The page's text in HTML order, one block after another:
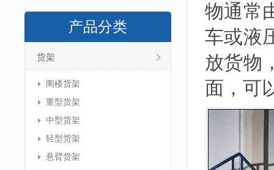
产品分类
货架
阁楼货架
重型货架
中型货架
轻型货架
悬臂货架
物通常
车或液
放货物
面，可